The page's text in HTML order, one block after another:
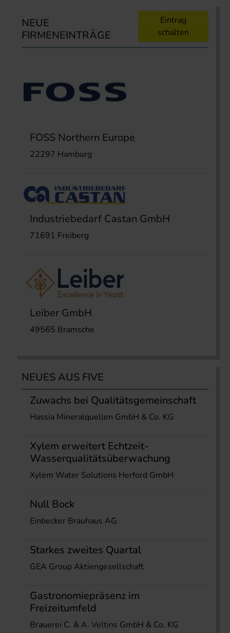
NEUE
FIRMENEINTRÄGE
Eintrag
schalten
FOSS Northern Europe
22297 Hamburg
Industriebedarf Castan GmbH
71691 Freiberg
Leiber GmbH
49565 Bramsche
NEUES AUS FIVE
Zuwachs bei Qualitätsgemeinschaft
Hassia Mineralquellen GmbH & Co. KG
Xylem erweitert Echtzeit-
Wasserqualitätsüberwachung
Xylem Water Solutions Herford GmbH
Null Bock
Einbecker Brauhaus AG
Starkes zweites Quartal
GEA Group Aktiengesellschaft
Gastronomiepräsenz im
Freizeitumfeld
Brauerei C. & A. Veltins GmbH & Co. KG